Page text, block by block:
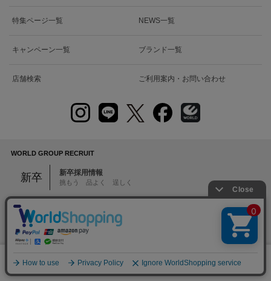
絞り込む
特集ページ一覧 NEWS一覧
キャンペーン一覧 ブランド一覧
店舗検索 ご利用案内・お問い合わせ
WORLD GROUP RECRUIT
新卒 新卒採用情報
挑もう 品よく 逞しく
中途
アルバイト・パート・正社員
本部スタッフ募集
MD・デザイナー・EC・PR・システム・バックオフィスなど
注意：当社のメールアドレスを使用した